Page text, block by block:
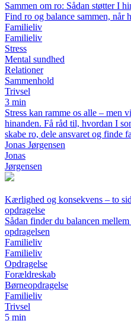
Sammen om ro: Sådan støtter I
Find ro og balance sammen, når
Familieliv
Familieliv
Stress
Mental sundhed
Relationer
Sammenhold
Trivsel
3 min
Stress kan ramme os alle – men
hinanden. Få råd til, hvordan I
skabe ro, dele ansvaret og finde
Jonas Jørgensen
Jonas
Jørgensen
Kærlighed og konsekvens – to
opdragelse
Sådan finder du balancen
opdragelsen
Familieliv
Familieliv
Opdragelse
Forældreskab
Børneopdragelse
Familieliv
Trivsel
5 min